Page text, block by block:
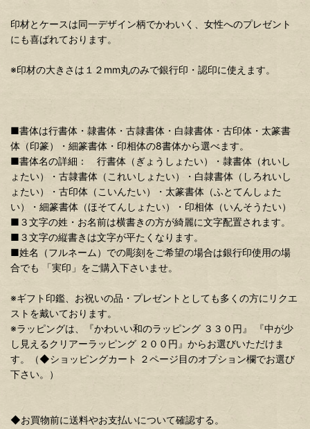
印材とケースは同一デザイン柄でかわいく、女性へのプレゼント
にも喜ばれております。
※印材の大きさは１２mm丸のみで銀行印・認印に使えます。
■書体は行書体・隷書体・古隷書体・白隷書体・古印体・太篆書
体（印篆）・細篆書体・印相体の8書体から選べます。
■書体名の詳細： 行書体（ぎょうしょたい）・隷書体（れいし
ょたい）・古隷書体（これいしょたい）・白隷書体（しろれいし
ょたい）・古印体（こいんたい）・太篆書体（ふとてんしょた
い）・細篆書体（ほそてんしょたい）・印相体（いんそうたい）
■３文字の姓・お名前は横書きの方が綺麗に文字配置されます。
■３文字の縦書きは文字が平たくなります。
■姓名（フルネーム）での彫刻をご希望の場合は銀行印使用の場
合でも 「実印」をご購入下さいませ。
※ギフト印鑑、お祝いの品・プレゼントとしても多くの方にリクエ
ストを戴いております。
※ラッピングは、『かわいい和のラッピング ３３０円』 『中が少
し見えるクリアーラッピング ２００円』からお選びいただけま
す。（◆ショッピングカート ２ページ目のオプション欄でお選び
下さい。）
◆お買物前に送料やお支払いについて確認する。